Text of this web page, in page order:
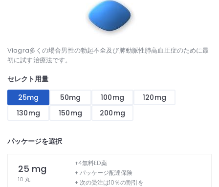
Viagra多くの場合男性の勃起不全及び肺動脈性肺高血圧症のために最
初に試す治療法です。
セレクト用量
25mg
50mg 100mg
120mg
130mg
150mg 200mg
パッケージを選択
25 mg
10 丸
+4無料ED薬
+ パッケージ配達保険
+ 次の受注は10％の割引を